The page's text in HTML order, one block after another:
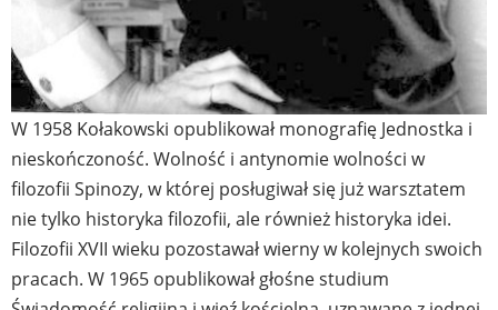
W 1958 Kołakowski opublikował monografię Jednostka i
nieskończoność. Wolność i antynomie wolności w
filozofii Spinozy, w której posługiwał się już warsztatem
nie tylko historyka filozofii, ale również historyka idei.
Filozofii XVII wieku pozostawał wierny w kolejnych swoich
pracach. W 1965 opublikował głośne studium